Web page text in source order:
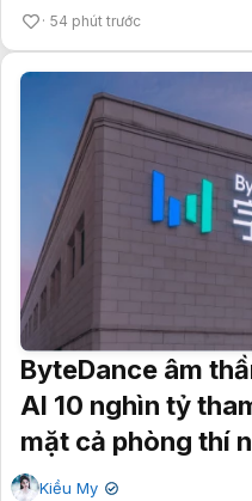
54 phút trước
ByteDance âm
AI 10 nghìn tỷ
mặt cả phòng thí
Kiều My ✔